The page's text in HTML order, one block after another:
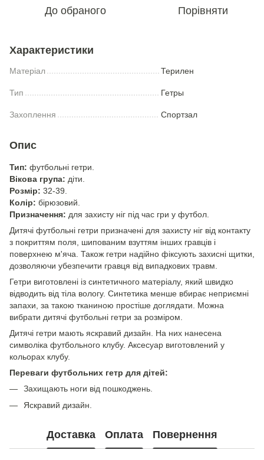
До обраного Порівняти
Характеристики
Матеріал Терилен
Тип Гетры
Захоплення Спортзал
Опис
Тип: футбольні гетри.
Вікова група: діти.
Розмір: 32-39.
Колір: бірюзовий.
Призначення: для захисту ніг під час гри у футбол.
Дитячі футбольні гетри призначені для захисту ніг від контакту
з покриттям поля, шипованим взуттям інших гравців і
поверхнею м'яча. Також гетри надійно фіксують захисні щитки,
дозволяючи убезпечити гравця від випадкових травм.
Гетри виготовлені із синтетичного матеріалу, який швидко
відводить від тіла вологу. Синтетика менше вбирає неприємні
запахи, за такою тканиною простіше доглядати. Можна
вибрати дитячі футбольні гетри за розміром.
Дитячі гетри мають яскравий дизайн. На них нанесена
символіка футбольного клубу. Аксесуар виготовлений у
кольорах клубу.
Переваги футбольних гетр для дітей:
Захищають ноги від пошкоджень.
Яскравий дизайн.
Доставка Оплата Повернення